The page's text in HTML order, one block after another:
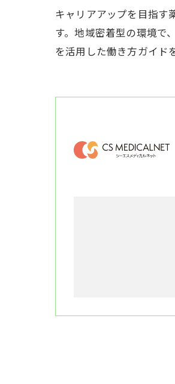
キャリアアップを目指す
す。地域密着型の環境で
を活用した働き方ガイド